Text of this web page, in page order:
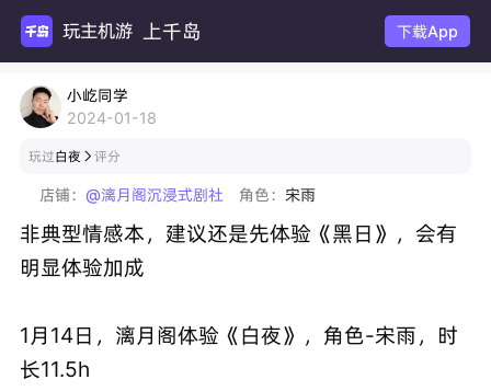
上千岛 下载App
小屹同学
2024-01-18
玩过白夜  评分
店铺： @漓月阁沉浸式剧社 角色：宋雨
非典型情感本，建议还是先体验《黑日》，会有
明显体验加成
1月14日，漓月阁体验《白夜》，角色-宋雨，时
长11.5h